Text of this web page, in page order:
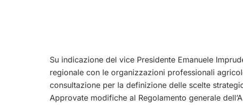
Su indicazione del vice Presidente Emanuele
regionale con le organizzazioni professionali
consultazione per la definizione delle scelte
Approvate modifiche al Regolamento generale